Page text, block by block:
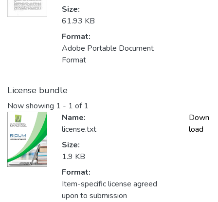
Size:
61.93 KB
Format:
Adobe Portable Document
Format
License bundle
Now showing 1 - 1 of 1
Name:
license.txt
Size:
1.9 KB
Format:
Item-specific license agreed
upon to submission
Down
load